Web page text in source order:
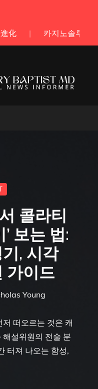
벽한 조화가 만드는 프리
MD
콜라티
보는 법:
, 시각
가이드
Young
떠오르는 것은 캐
설위원의 전술 분
터져 나오는 함성,